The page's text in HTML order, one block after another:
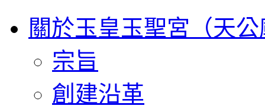
關於玉皇玉聖宮（天
宗旨
創建沿革